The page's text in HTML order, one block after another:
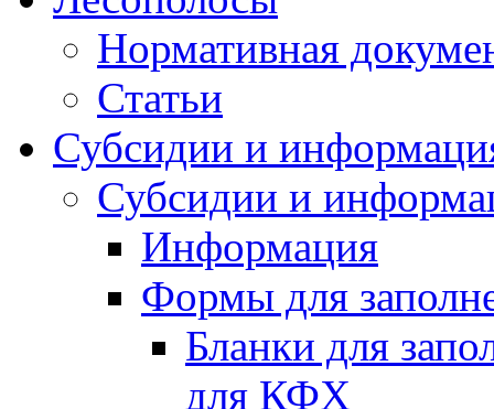
Нормативная
Статьи
Субсидии и
Субсидии и
Информация
Формы для
Бланки для
для КФХ